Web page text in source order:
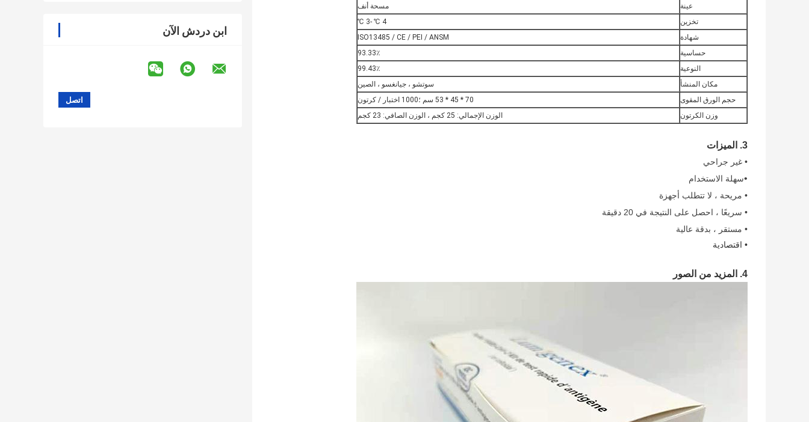
ابن دردش الآن
عينة
مسحة أنف
تخزين
4 ℃ -3 ℃
شهادة
ISO13485 / CE / PEI / ANSM
حساسية
93.33٪
النوعية
99.43٪
مكان المنشأ
سوتشو ، جيانغسو ، الصين
حجم الورق المقوى
70 * 45 * 53 سم ؛1000 اختبار / كرتون
وزن الكرتون
الوزن الإجمالي: 25 كجم ، الوزن الصافي: 23 كجم
3. الميزات
• غير جراحي
•سهلة الاستخدام
• مريحة ، لا تتطلب أجهزة
• سريعًا ، احصل على النتيجة في 20 دقيقة
• مستقر ، بدقة عالية
• اقتصادية
4. المزيد من الصور